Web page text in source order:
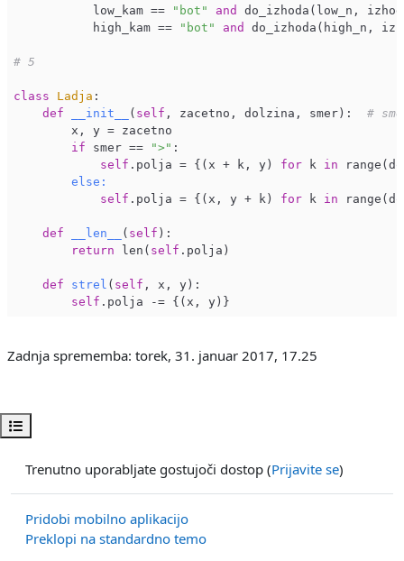
Odpri kazalo predmeta
           low_kam ==
"bot" and
do_izhoda(low_n,
           high_kam ==
"bot" and do_izhoda(high_n,
# 5
class Ladja :
def
__init__ ( self , zacetno, dolzina, smer) : #
        x, y = zacetno
if smer == ">" :
self .polja = {(x + k, y) for k in
else:
self .polja = {(x, y + k) for k in
def __len__ ( self ) :
return len( self .polja)
def strel ( self , x, y) :
self
Zadnja sprememba: torek, 31. januar 2017, 17.25
Trenutno uporabljate gostujoči dostop (Prijavite se)
Pridobi mobilno aplikacijo
Preklopi na standardno temo